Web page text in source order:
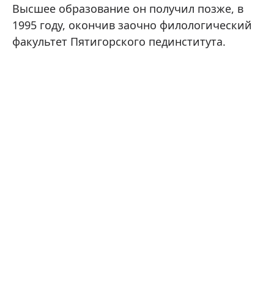
Высшее образование он получил позже, в
1995 году, окончив заочно филологический
факультет Пятигорского пединститута.